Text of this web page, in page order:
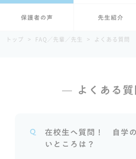
保護者の声 先生紹介
トップ > FAQ／先輩／先生 > よくある質問
よくある質
Q
在校生へ質問！ 自学
いところは？